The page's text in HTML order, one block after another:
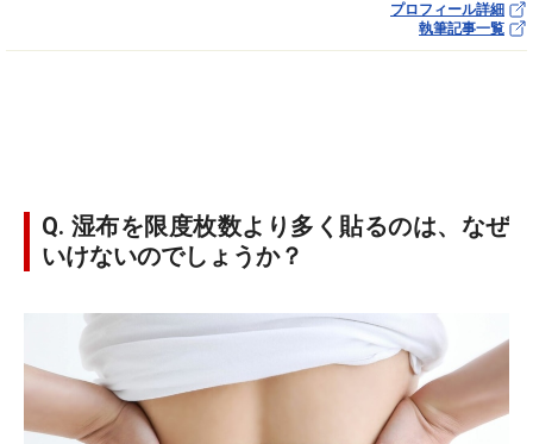
プロフィール詳細
執筆記事一覧
Q. 湿布を限度枚数より多く貼るのは、なぜ
いけないのでしょうか？